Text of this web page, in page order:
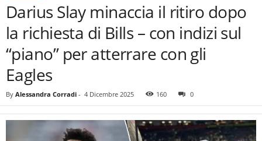
Darius Slay minaccia il ritiro dopo
la richiesta di Bills – con indizi sul
“piano” per atterrare con gli
Eagles
By Alessandra Corradi - 4 Dicembre 2025 160 0